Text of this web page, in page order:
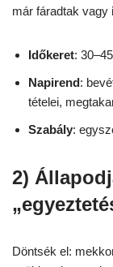
már fáradtak vagy
Időkeret:
Napirend:
tételei,
Szabály:
2)
Döntsék el: